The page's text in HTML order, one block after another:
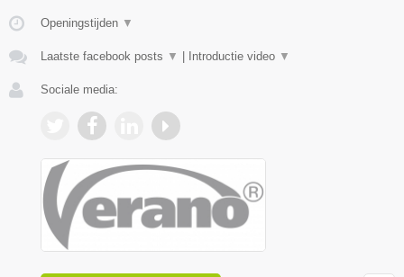
Openingstijden ▼
Laatste facebook posts ▼ | Introductie video ▼
Sociale media: